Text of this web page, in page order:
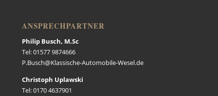
ANSPRECHPARTNER
Philip Busch, M.Sc
Tel: 01577 9874666
P.Busch@Klassische-Automobile-Wesel.de
Christoph Uplawski
Tel: 0170 4637901